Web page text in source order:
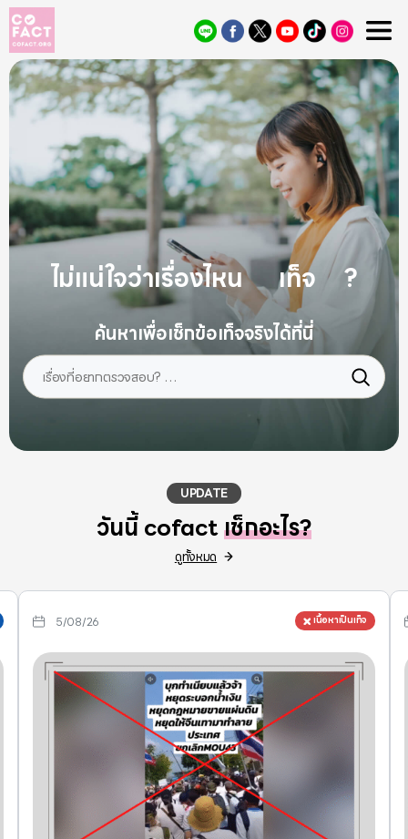
Cofact
ไม่แน่ใจว่าเรื่องไหน ลวง ?
ค้นหาเพื่อเช็กข้อเท็จจริงได้ที่นี่
Search
for:
UPDATE
วันนี้ cofactเช็กอะไร?
ดูทั้งหมด
5/08/26 เนื้อหาเป็นเท็จ